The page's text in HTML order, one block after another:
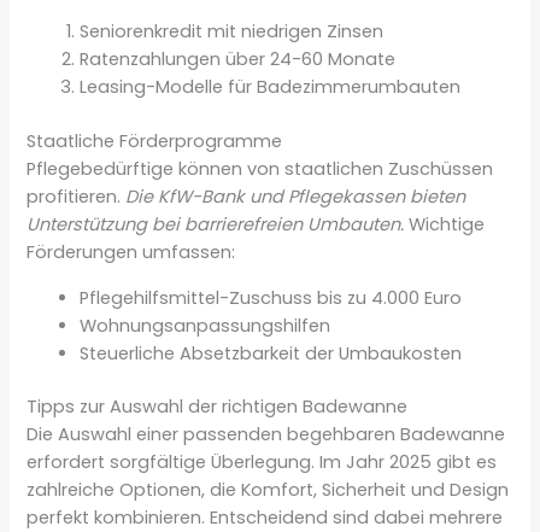
Seniorenkredit mit niedrigen Zinsen
Ratenzahlungen über 24-60 Monate
Leasing-Modelle für Badezimmerumbauten
Staatliche Förderprogramme
Pflegebedürftige können von staatlichen Zuschüssen
profitieren. Die KfW-Bank und Pflegekassen bieten
Unterstützung bei barrierefreien Umbauten. Wichtige
Förderungen umfassen:
Pflegehilfsmittel-Zuschuss bis zu 4.000 Euro
Wohnungsanpassungshilfen
Steuerliche Absetzbarkeit der Umbaukosten
Tipps zur Auswahl der richtigen Badewanne
Die Auswahl einer passenden begehbaren Badewanne
erfordert sorgfältige Überlegung. Im Jahr 2025 gibt es
zahlreiche Optionen, die Komfort, Sicherheit und Design
perfekt kombinieren. Entscheidend sind dabei mehrere